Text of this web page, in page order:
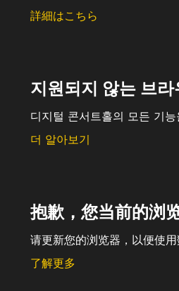
詳細はこちら
지원되지 않는 브
디지털 콘서트홀의 모든 기
더 알아보기
抱歉，您当前的浏
请更新您的浏览器，以便使用
了解更多